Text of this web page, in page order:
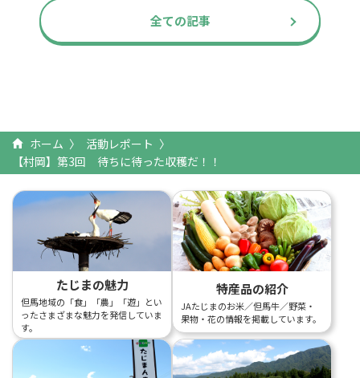
全ての記事
ホーム
活動レポート
【村岡】第3回 待ちに待った収穫だ！！
たじまの魅力
但馬地域の「食」「農」「遊」とい
ったさまざまな魅力を発信していま
す。
特産品の紹介
JAたじまのお米／但馬牛／野菜・
果物・花の情報を掲載しています。